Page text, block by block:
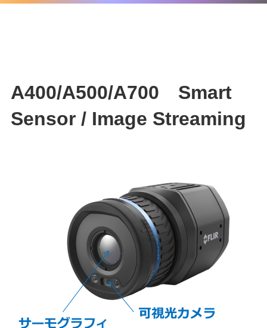
A400/A500/A700 Smart
Sensor / Image Streaming